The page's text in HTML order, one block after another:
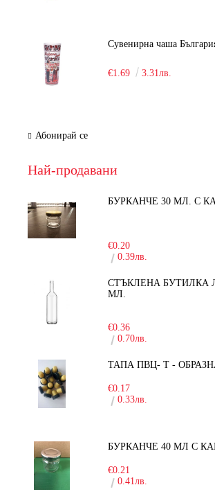
Сувенирна чаша
€1.69 3.31лв.
Абонирай се
Най-продавани
БУРКАНЧЕ 30 МЛ. С
€0.20
0.39лв.
СТЪКЛЕНА БУТИЛКА
МЛ.
€0.36
0.70лв.
ТАПА ПВЦ- Т -
€0.17
0.33лв.
БУРКАНЧЕ 40 МЛ С
€0.21
0.41лв.